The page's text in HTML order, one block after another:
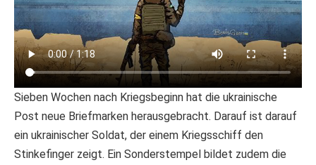
Sieben Wochen nach Kriegsbeginn hat die ukrainische
Post neue Briefmarken herausgebracht. Darauf ist darauf
ein ukrainischer Soldat, der einem Kriegsschiff den
Stinkefinger zeigt. Ein Sonderstempel bildet zudem die